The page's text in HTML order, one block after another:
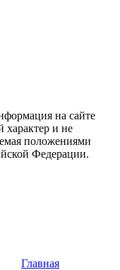
на сайте
характер и не
положениями
Федерации.
Главная